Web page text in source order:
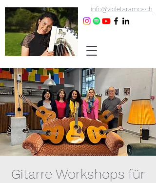
info@violetaramos.ch
Gitarre Workshops für